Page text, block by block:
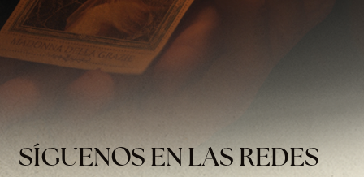
SÍGUENOS EN LAS REDES